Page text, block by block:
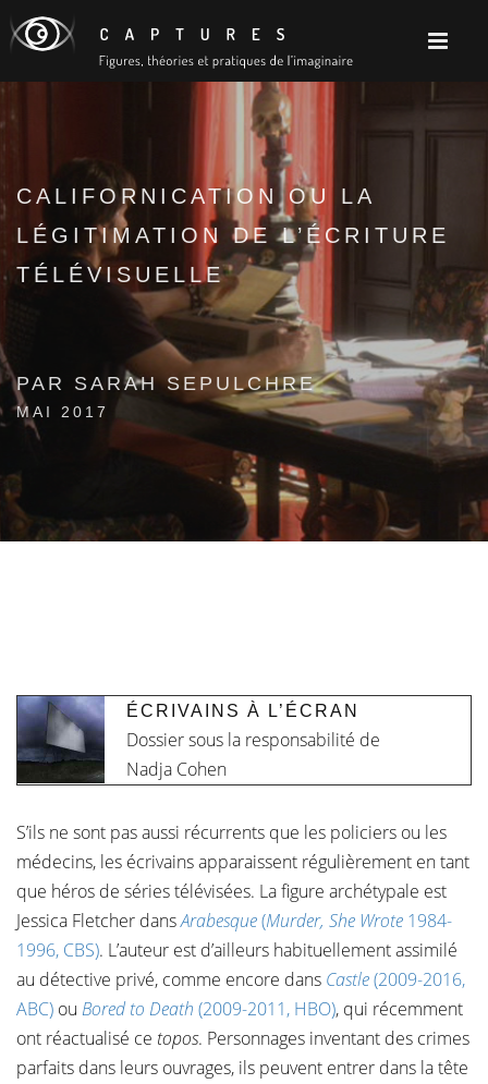
CALIFORNICATION OU LA
LÉGITIMATION DE L’ÉCRITURE
TÉLÉVISUELLE
PAR SARAH SEPULCHRE
MAI 2017
ÉCRIVAINS À L’ÉCRAN
Dossier sous la responsabilité de
Nadja Cohen
S’ils ne sont pas aussi récurrents que les policiers ou les
médecins, les écrivains apparaissent régulièrement en tant
que héros de séries télévisées. La figure archétypale est
Jessica Fletcher dansArabesque(Murder, She Wrote 1984-
1996, CBS). L’auteur est d’ailleurs habituellement assimilé
au détective privé, comme encore dans Castle(2009-2016,
ABC) ou Bored to Death (2009-2011, HBO), qui récemment
ont réactualisé ce topos. Personnages inventant des crimes
parfaits dans leurs ouvrages, ils peuvent entrer dans la tête